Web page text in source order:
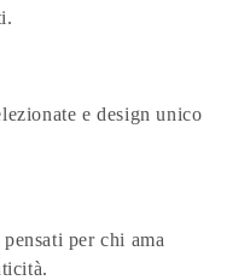
e design unico
per chi ama